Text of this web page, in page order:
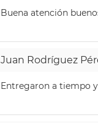
Buena atención
Juan Rodríguez
Entregaron a tiempo